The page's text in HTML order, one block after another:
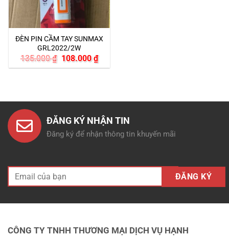
ĐÈN PIN CẦM TAY SUNMAX
GRL2022/2W
135.000₫ Giá
gốc
108.000₫Giá
hiện
ĐĂNG KÝ NHẬN TIN
Đăng ký để nhận thông tin khuyến mãi
CÔNG TY TNHH THƯƠNG MẠI DỊCH VỤ HẠNH